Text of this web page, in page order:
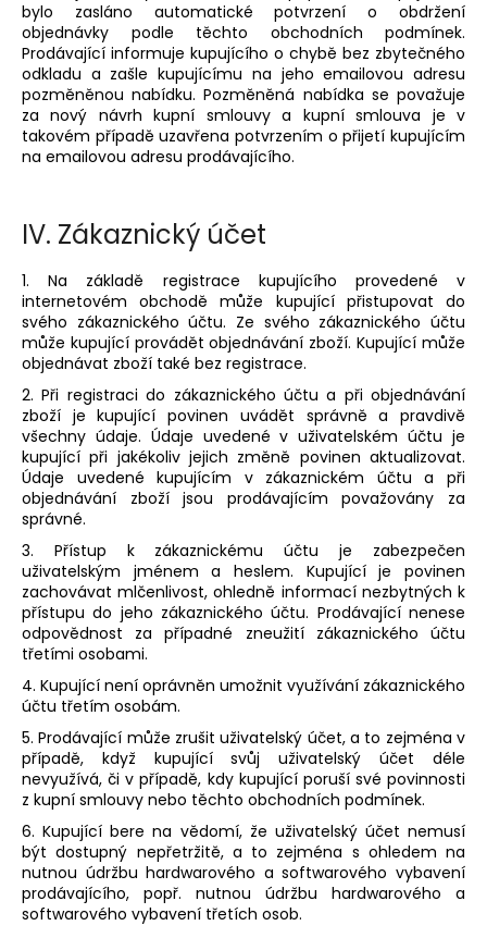
bylo zasláno automatické potvrzení o obdržení
objednávky podle těchto obchodních podmínek.
Prodávající informuje kupujícího o chybě bez zbytečného
odkladu a zašle kupujícímu na jeho emailovou adresu
pozměněnou nabídku. Pozměněná nabídka se považuje
za nový návrh kupní smlouvy a kupní smlouva je v
takovém případě uzavřena potvrzením o přijetí kupujícím
na emailovou adresu prodávajícího.
IV. Zákaznický účet
1. Na základě registrace kupujícího provedené v
internetovém obchodě může kupující přistupovat do
svého zákaznického účtu. Ze svého zákaznického účtu
může kupující provádět objednávání zboží. Kupující může
objednávat zboží také bez registrace.
2. Při registraci do zákaznického účtu a při objednávání
zboží je kupující povinen uvádět správně a pravdivě
všechny údaje. Údaje uvedené v uživatelském účtu je
kupující při jakékoliv jejich změně povinen aktualizovat.
Údaje uvedené kupujícím v zákaznickém účtu a při
objednávání zboží jsou prodávajícím považovány za
správné.
3. Přístup k zákaznickému účtu je zabezpečen
uživatelským jménem a heslem. Kupující je povinen
zachovávat mlčenlivost, ohledně informací nezbytných k
přístupu do jeho zákaznického účtu. Prodávající nenese
odpovědnost za případné zneužití zákaznického účtu
třetími osobami.
4. Kupující není oprávněn umožnit využívání zákaznického
účtu třetím osobám.
5. Prodávající může zrušit uživatelský účet, a to zejména v
případě, když kupující svůj uživatelský účet déle
nevyužívá, či v případě, kdy kupující poruší své povinnosti
z kupní smlouvy nebo těchto obchodních podmínek.
6. Kupující bere na vědomí, že uživatelský účet nemusí
být dostupný nepřetržitě, a to zejména s ohledem na
nutnou údržbu hardwarového a softwarového vybavení
prodávajícího, popř. nutnou údržbu hardwarového a
softwarového vybavení třetích osob.